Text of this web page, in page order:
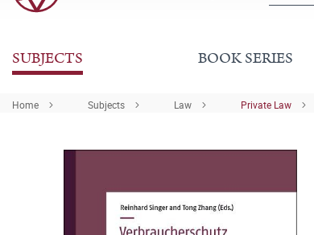
SUBJECTS BOOK SERIES
Home Subjects Law Private Law